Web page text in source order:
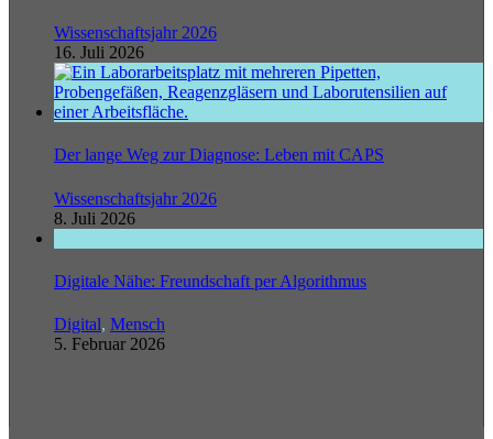
Wissenschaftsjahr 2026
16. Juli 2026
Der lange Weg zur Diagnose: Leben mit CAPS
Wissenschaftsjahr 2026
8. Juli 2026
Digitale Nähe: Freundschaft per Algorithmus
Digital, Mensch
5. Februar 2026